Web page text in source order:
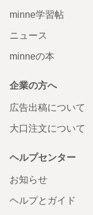
minne学習帖
ニュース
minneの本
企業の方へ
広告出稿について
大口注文について
ヘルプセンター
お知らせ
ヘルプとガイド